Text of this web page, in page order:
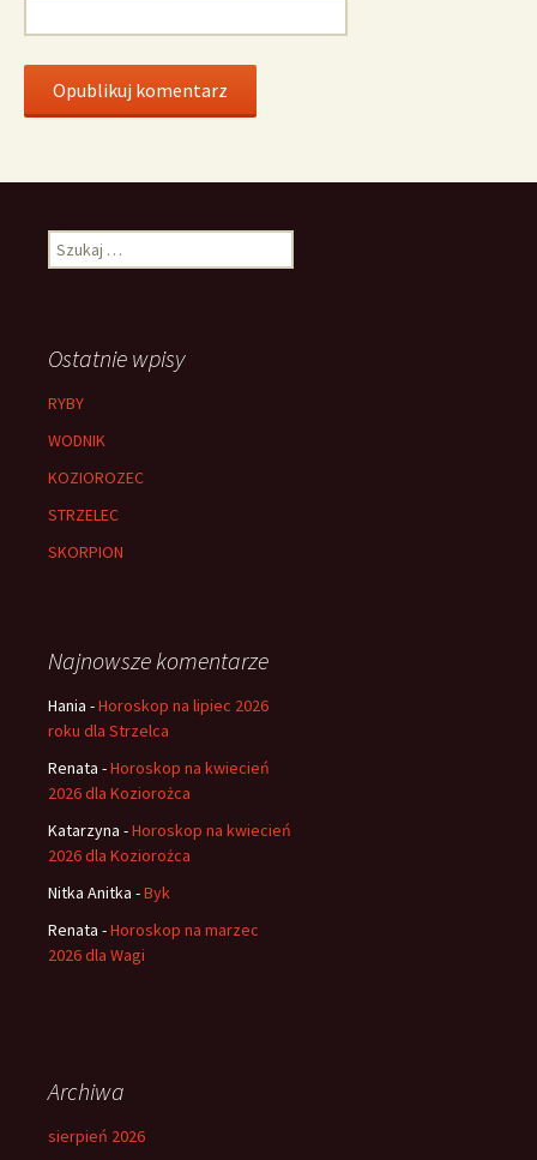
Szukaj:
Ostatnie wpisy
RYBY
WODNIK
KOZIOROZEC
STRZELEC
SKORPION
Najnowsze komentarze
Hania -Horoskop na lipiec 2026
roku dla Strzelca
Renata -Horoskop na kwiecień
2026 dla Koziorożca
Katarzyna -Horoskop na kwiecień
2026 dla Koziorożca
Nitka Anitka -Byk
Renata -Horoskop na marzec
2026 dla Wagi
Archiwa
sierpień 2026